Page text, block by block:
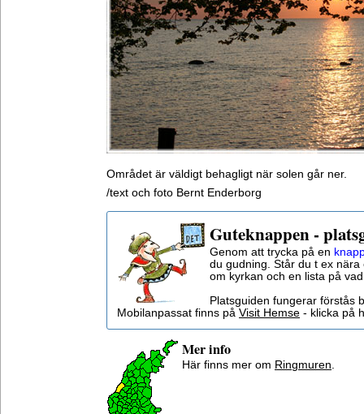
Området är väldigt behagligt när solen går ner.
/text och foto Bernt Enderborg
Guteknappen -
Genom att trycka på en
du gudning. Står du t ex
om kyrkan och en lista på
Platsguiden fungerar förstås
Mobilanpassat finns på Visit Hemse - klicka på
Mer info
Här finns mer om Ringmuren.